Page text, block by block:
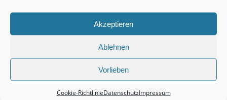
Akzeptieren
Ablehnen
Vorlieben
Cookie-RichtlinieDatenschutzImpressum